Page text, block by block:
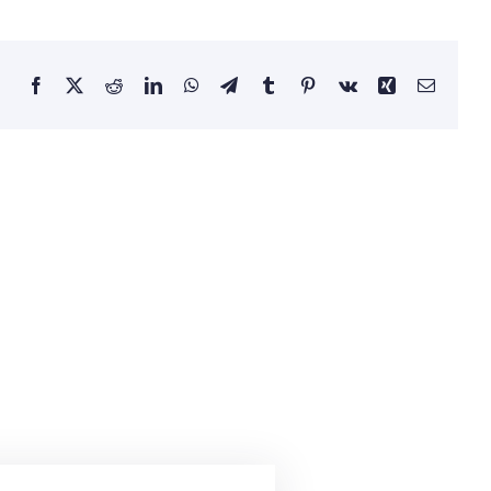
Facebook RedditLinkedInWhatsApp
TelegramTumblrPinterestVk Xing Correo